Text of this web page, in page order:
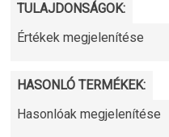
TULAJDONSÁGOK:
Értékek megjelenítése
HASONLÓ TERMÉKEK:
Hasonlóak megjelenítése